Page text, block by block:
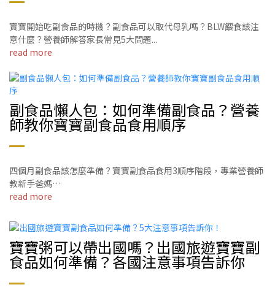
寶寶開始吃副食品的時機？副食品可以取代母乳嗎？BLW餵食該注
意什麼？營養師解答家長常見5大問題...
read more
副食品懶人包：如何準備副食品？營養
師教你寶寶副食品食用順序
四個月副食品該怎麼準備？寶寶副食品食用3順序階段，專業營養師
教新手爸媽…
read more
寶寶粥可以帶出國嗎？出國旅遊寶寶副
食品如何準備？各國注意事項告訴你